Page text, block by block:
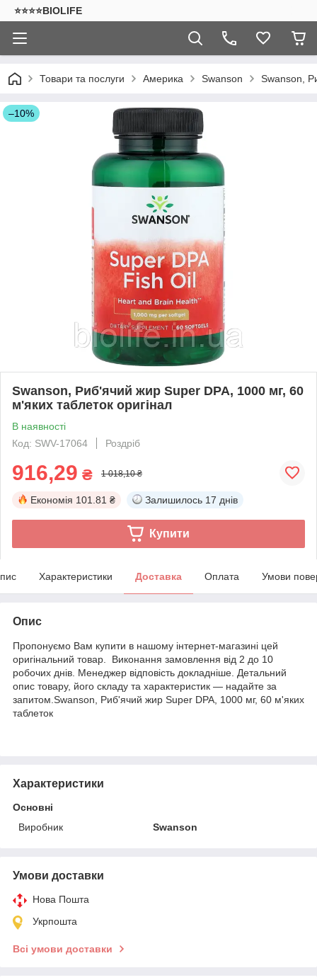
⭐⭐⭐⭐BIOLIFE
Товари та послуги Америка Swanson Swanson,
–10%
Swanson, Риб'ячий жир Super DPA, 1000 мг, 60
м'яких таблеток оригінал
В наявності
Код: SWV-17064
Роздріб
916,29 ₴ 1 018,10 ₴
Економія 101.81 ₴ Залишилось 17 днів
Купити
Характеристики Доставка Оплата Умови
Опис
Пропонуємо Вам купити в нашому інтернет-магазині цей
оригінальний товар. Виконання замовлення від 2 до 10
робочих днів. Менеджер відповість докладніше. Детальний
опис товару, його складу та характеристик — надайте за
запитом.Swanson, Риб'ячий жир Super DPA, 1000 мг, 60 м'яких
таблеток
Характеристики
Основні
Виробник
Swanson
Умови доставки
Нова Пошта
Укрпошта
Всі умови доставки